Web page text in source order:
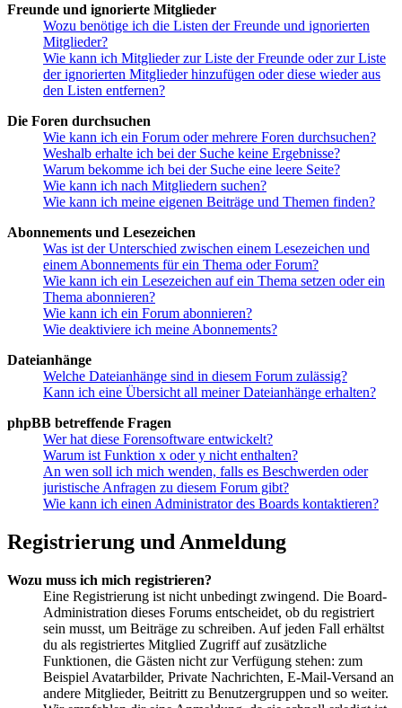
Freunde und ignorierte Mitglieder
Wozu benötige ich die Listen der Freunde und ignorierten
Mitglieder?
Wie kann ich Mitglieder zur Liste der Freunde oder zur Liste
der ignorierten Mitglieder hinzufügen oder diese wieder aus
den Listen entfernen?
Die Foren durchsuchen
Wie kann ich ein Forum oder mehrere Foren durchsuchen?
Weshalb erhalte ich bei der Suche keine Ergebnisse?
Warum bekomme ich bei der Suche eine leere Seite?
Wie kann ich nach Mitgliedern suchen?
Wie kann ich meine eigenen Beiträge und Themen finden?
Abonnements und Lesezeichen
Was ist der Unterschied zwischen einem Lesezeichen und
einem Abonnements für ein Thema oder Forum?
Wie kann ich ein Lesezeichen auf ein Thema setzen oder ein
Thema abonnieren?
Wie kann ich ein Forum abonnieren?
Wie deaktiviere ich meine Abonnements?
Dateianhänge
Welche Dateianhänge sind in diesem Forum zulässig?
Kann ich eine Übersicht all meiner Dateianhänge erhalten?
phpBB betreffende Fragen
Wer hat diese Forensoftware entwickelt?
Warum ist Funktion x oder y nicht enthalten?
An wen soll ich mich wenden, falls es Beschwerden oder
juristische Anfragen zu diesem Forum gibt?
Wie kann ich einen Administrator des Boards kontaktieren?
Registrierung und Anmeldung
Wozu muss ich mich registrieren?
Eine Registrierung ist nicht unbedingt zwingend. Die Board-
Administration dieses Forums entscheidet, ob du registriert
sein musst, um Beiträge zu schreiben. Auf jeden Fall erhältst
du als registriertes Mitglied Zugriff auf zusätzliche
Funktionen, die Gästen nicht zur Verfügung stehen: zum
Beispiel Avatarbilder, Private Nachrichten, E-Mail-Versand an
andere Mitglieder, Beitritt zu Benutzergruppen und so weiter.